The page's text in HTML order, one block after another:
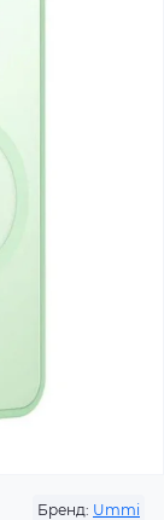
Бренд: Ummi